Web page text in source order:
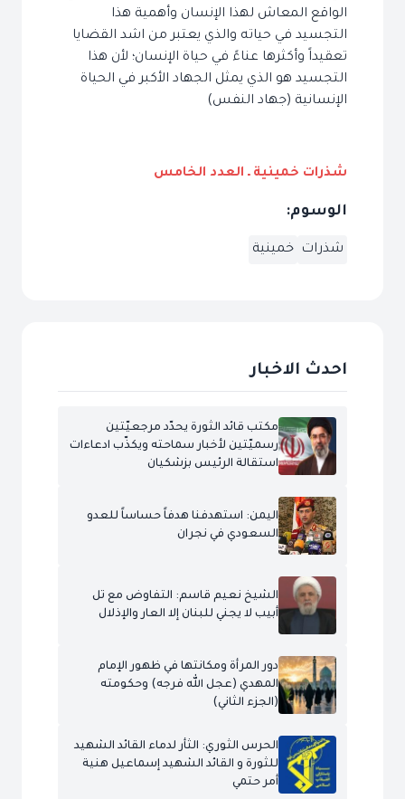
الواقع المعاش لهذا الإنسان وأهمية هذا
التجسيد في حياته والذي يعتبر من اشد القضايا
تعقيداً وأكثرها عناءً في حياة الإنسان؛ لأن هذا
التجسيد هو الذي يمثل الجهاد الأكبر في الحياة
الإنسانية (جهاد النفس)
شذرات خمينية ـ العدد الخامس
الوسوم:
شذرات خمينية
احدث الاخبار
مكتب قائد الثورة يحدّد مرجعيّتين
رسميّتين لأخبار سماحته ويكذّب ادعاءات
استقالة الرئيس بزشكيان
اليمن: استهدفنا هدفاً حساساً للعدو
السعودي في نجران
الشيخ نعيم قاسم: التفاوض مع تل
أبيب لا يجني للبنان إلا العار والإذلال
دور المرأة ومكانتها في ظهور الإمام
المهدي (عجل الله فرجه) وحكومته
(الجزء الثاني)
الحرس الثوري: الثأر لدماء القائد الشهيد
للثورة و القائد الشهيد إسماعيل هنية
أمر حتمي